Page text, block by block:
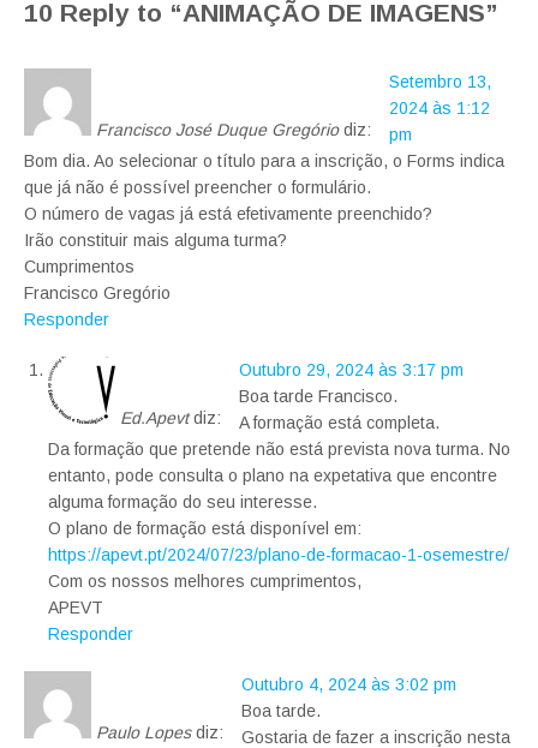
10 Reply to “ANIMAÇÃO DE IMAGENS”
Francisco José Duque Gregório diz:
Setembro 13,
2024 às 1:12
pm
Bom dia. Ao selecionar o título para a inscrição, o Forms indica
que já não é possível preencher o formulário.
O número de vagas já está efetivamente preenchido?
Irão constituir mais alguma turma?
Cumprimentos
Francisco Gregório
Responder
Ed.Apevt diz:
Outubro 29, 2024 às 3:17 pm
Boa tarde Francisco.
A formação está completa.
Da formação que pretende não está prevista nova turma. No
entanto, pode consulta o plano na expetativa que encontre
alguma formação do seu interesse.
O plano de formação está disponível em:
https://apevt.pt/2024/07/23/plano-de-formacao-1-osemestre/
Com os nossos melhores cumprimentos,
APEVT
Responder
Paulo Lopes diz:
Outubro 4, 2024 às 3:02 pm
Boa tarde.
Gostaria de fazer a inscrição nesta